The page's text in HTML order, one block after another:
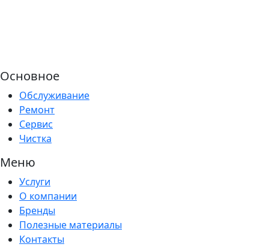
Основное
Обслуживание
Ремонт
Сервис
Чистка
Меню
Услуги
О компании
Бренды
Полезные материалы
Контакты